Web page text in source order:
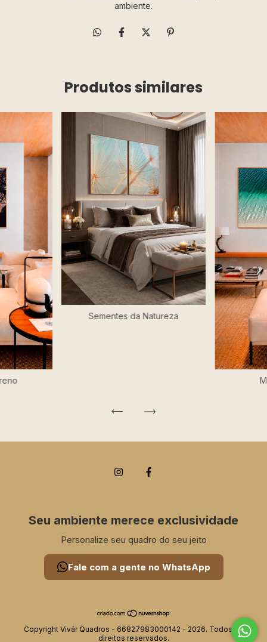
ambiente.
Produtos similares
Sementes da Natureza
Seu ambiente merece exclusividade
Personalize seu quadro do seu jeito
Fale com a gente no WhatsApp
Copyright Vivár Quadros - 66827983000142 - 2026. Todos os
direitos reservados.